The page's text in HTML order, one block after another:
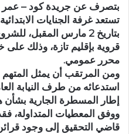
ن
ي
ا
بتصرف عن جريدة كود – عمر
تستعد غرفة الجنايات
بتاريخ 2 مارس
قروية بإقليم تازة، وذلك على
محرر عمومي.
ومن المرتقب أن يمثل المتهم
استدعائه من طرف النيابة
إطار المسطرة الجارية بشأن
ووفق المعطيات المتداولة،
قاضي التحقيق إلى وجود